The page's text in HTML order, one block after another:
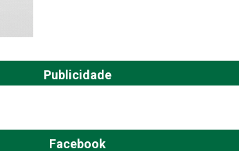
Publicidade
Facebook